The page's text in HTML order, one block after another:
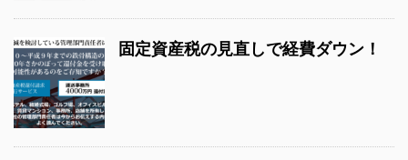
固定資産税の見直しで経費ダウン！